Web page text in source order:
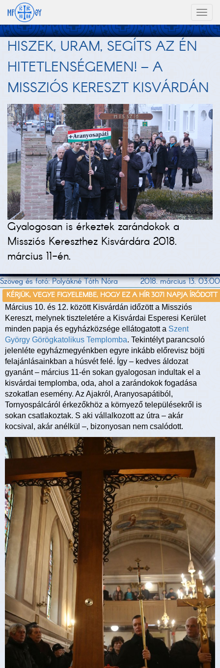
HISZEK, URAM, SEGÍTS AZ ÉN
HITETLENSÉGEMEN! – A
MISSZIÓS KERESZT KISVÁRDÁN
Gyalogosan is érkeztek zarándokok a
Missziós Kereszthez Kisvárdára 2018.
március 11-én.
Szöveg és fotó: Polyákné Tóth Nóra 2018. március 13. 03:00
KÉRJÜK, VEGYE FIGYELEMBE, HOGY EZ A HÍR 3071 NAPJA ÍRÓDOTT
Március 10. és 12. között Kisvárdán időzött a Missziós
Kereszt, melynek tiszteletére a Kisvárdai Esperesi Kerület
minden papja és egyházközsége ellátogatott a Szent
György Görögkatolikus Templomba. Tekintélyt parancsoló
jelenléte egyházmegyénkben egyre inkább előrevisz böjti
felajánlásainkban a húsvét felé. Így – kedves áldozat
gyanánt – március 11-én sokan gyalogosan indultak el a
kisvárdai templomba, oda, ahol a zarándokok fogadása
szokatlan esemény. Az Ajakról, Aranyosapátiból,
Tornyospálcáról érkezőkhöz a környező településekről is
sokan csatlakoztak. S aki vállalkozott az útra – akár
kocsival, akár anélkül –, bizonyosan nem csalódott.